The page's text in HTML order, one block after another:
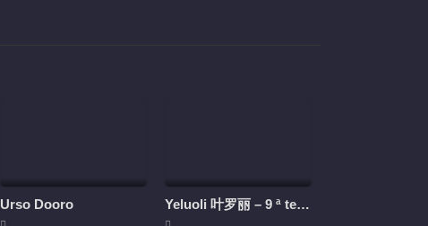
Urso Dooro Yeluoli 叶罗丽 – 9 ª temporada (Legendado)